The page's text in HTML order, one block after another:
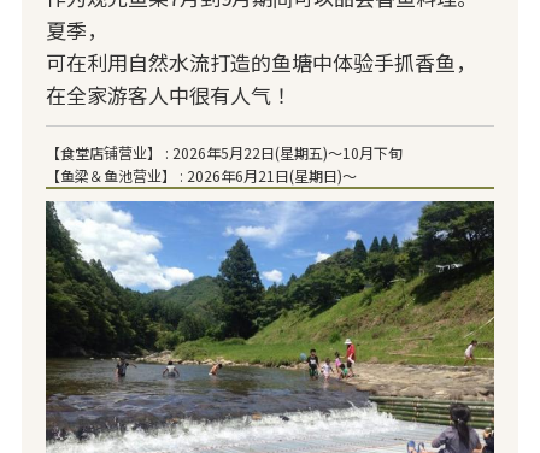
夏季，
可在利用自然水流打造的鱼塘中体验手抓香鱼，
在全家游客人中很有人气！
【食堂店铺营业】 : 2026年5月22日(星期五)～10月下旬
【鱼梁＆鱼池营业】 : 2026年6月21日(星期日)～